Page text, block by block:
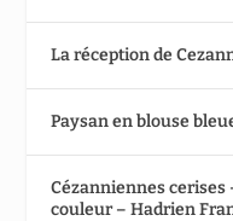
La réception de
Paysan en blouse
Cézanniennes cerises
couleur – Hadrien